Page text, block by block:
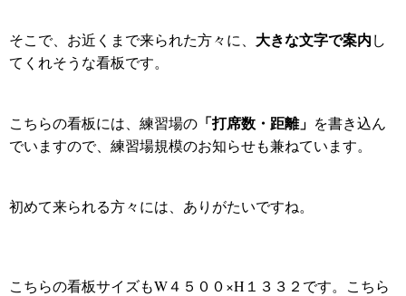
そこで、お近くまで来られた方々に、 大きな文字で案内し
てくれそうな看板です。
こちらの看板には、練習場の 「打席数・距離」 を書き込ん
でいますので、練習場規模のお知らせも兼ねています。
初めて来られる方々には、ありがたいですね。
こちらの看板サイズもW４５００×H１３３２です。こちら